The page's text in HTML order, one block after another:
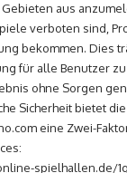
Gebieten aus
verboten sind,
bekommen. Dies
für alle Benutzer
ohne Sorgen
Sicherheit bietet
eine Zwei-
spielhallen.de/